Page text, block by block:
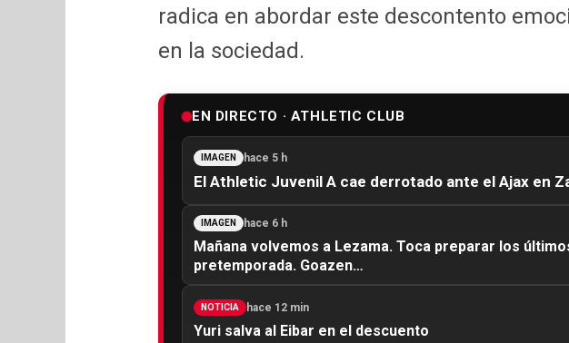
radica en abordar este descontento
en la sociedad.
EN DIRECTO · ATHLETIC CLUB
IMAGEN hace 5 h
El Athletic Juvenil A cae derrotado ante el Ajax en
IMAGEN hace 6 h
Mañana volvemos a Lezama. Toca preparar los
pretemporada. Goazen…
NOTICIA hace 12 min
Yuri salva al Eibar en el descuento